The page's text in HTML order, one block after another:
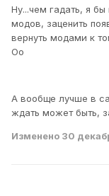
Ну...чем гадать, я бы
модов, заценить
вернуть модами к
Оо
А вообще лучше в
ждать может быть,
Изменено 30